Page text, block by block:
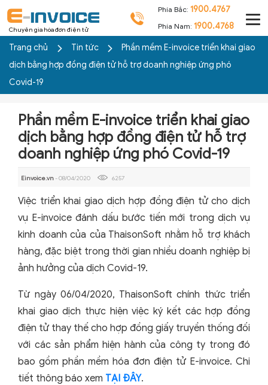
Chuyên gia hóa đơn điện tử
Phía Bắc: 1900.4767
Phía Nam: 1900.4768
Trang chủ Tin tức
Phần mềm E-invoice triển khai giao
dịch bằng hợp đồng điện tử hỗ trợ doanh nghiệp ứng phó
Covid-19
Phần mềm E-invoice triển khai giao
dịch bằng hợp đồng điện tử hỗ trợ
doanh nghiệp ứng phó Covid-19
Einvoice.vn- 08/04/2020 6257
Việc triển khai giao dịch hợp đồng điện tử cho dịch
vụ E-invoice đánh dấu bước tiến mới trong dịch vụ
kinh doanh của của ThaisonSoft nhằm hỗ trợ khách
hàng, đặc biệt trong thời gian nhiều doanh nghiệp bị
ảnh hưởng của dịch Covid-19.
Từ ngày 06/04/2020, ThaisonSoft chính thức triển
khai giao dịch thực hiện việc ký kết các hợp đồng
điện tử thay thế cho hợp đồng giấy truyền thống đối
với các sản phẩm hiện hành của công ty trong đó
bao gồm phần mềm hóa đơn điện tử E-invoice. Chi
tiết thông báo xem TẠI ĐÂY.